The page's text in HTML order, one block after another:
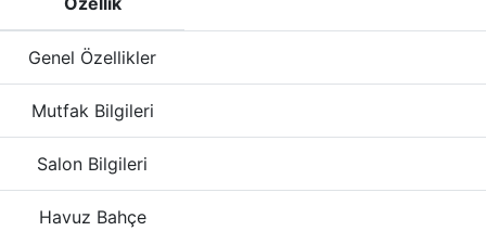
Genel Özellikler
Mutfak Bilgileri
Salon Bilgileri
Havuz Bahçe